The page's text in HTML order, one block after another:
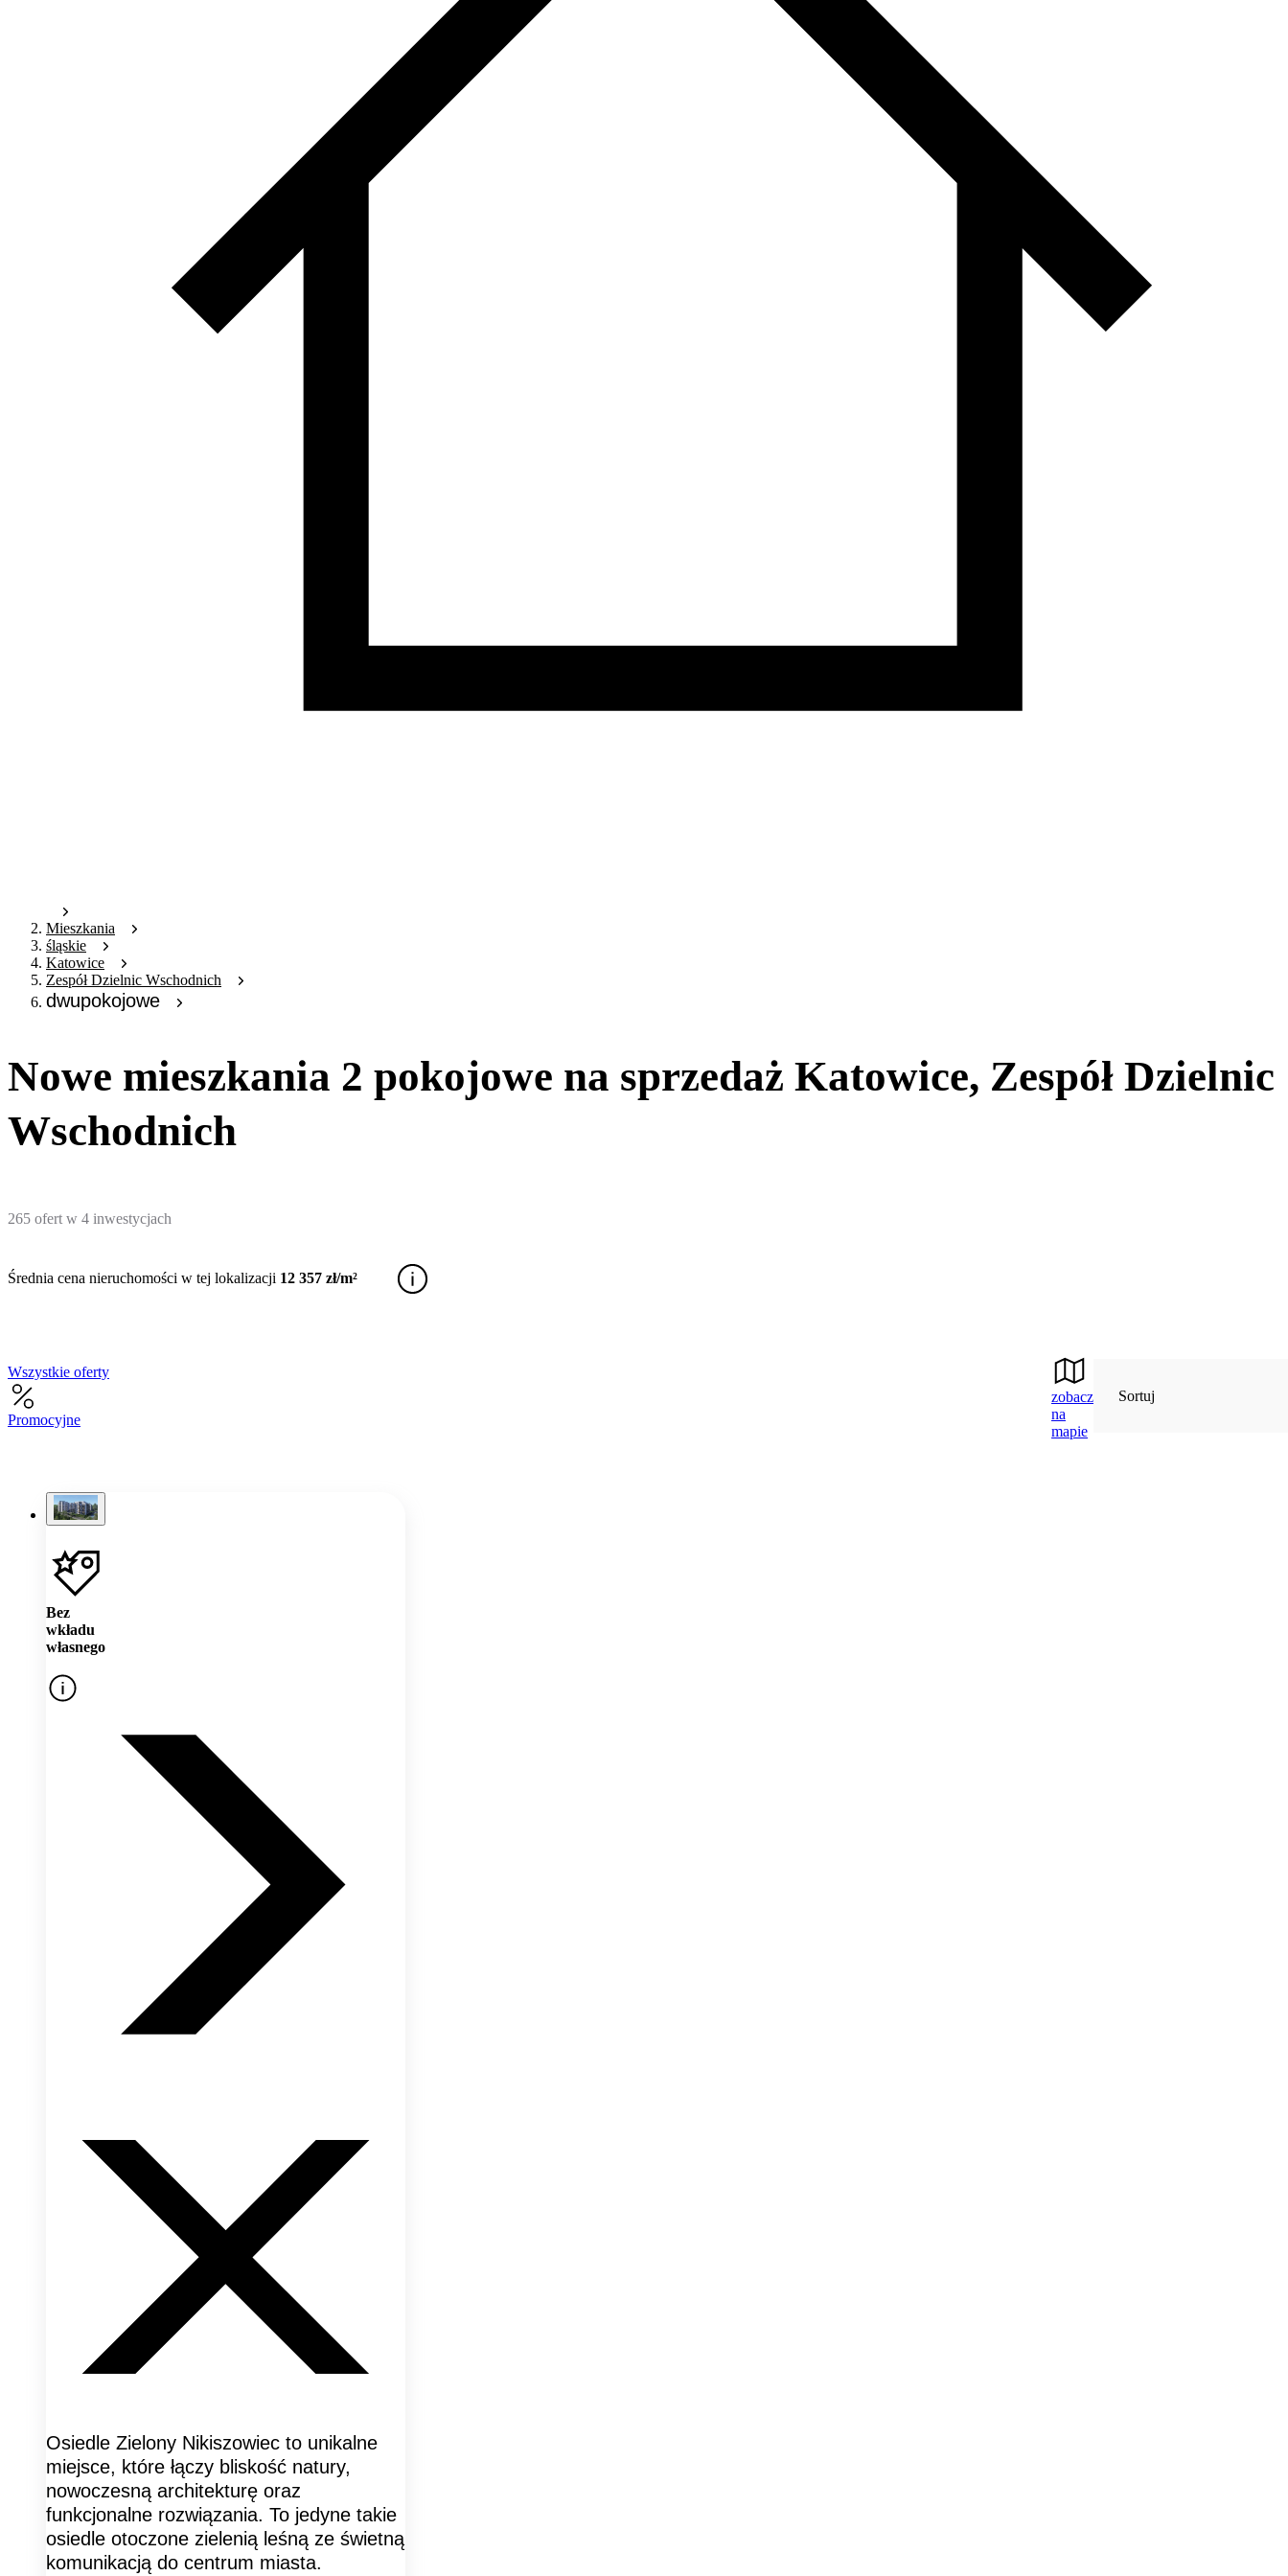
Mieszkania
śląskie
Katowice
Zespół Dzielnic Wschodnich
dwupokojowe
Nowe mieszkania 2 pokojowe na sprzedaż Katowice, Zespół Dzielnic
Wschodnich
265 ofert w 4 inwestycjach
Średnia cena nieruchomości w tej lokalizacji 12 357 zł/m²
Wszystkie oferty
Promocyjne
zobacz
na
mapie
Sortuj
Bez
wkładu
własnego
Osiedle Zielony Nikiszowiec to unikalne
miejsce, które łączy bliskość natury,
nowoczesną architekturę oraz
funkcjonalne rozwiązania. To jedyne takie
osiedle otoczone zielenią leśną ze świetną
komunikacją do centrum miasta.